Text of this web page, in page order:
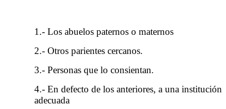
1.- Los abuelos paternos o maternos
2.- Otros parientes cercanos.
3.- Personas que lo consientan.
4.- En defecto de los anteriores, a una institución
adecuada